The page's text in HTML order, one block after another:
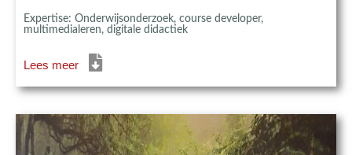
Expertise: Onderwijsonderzoek, course developer,
multimedialeren, digitale didactiek
Lees meer